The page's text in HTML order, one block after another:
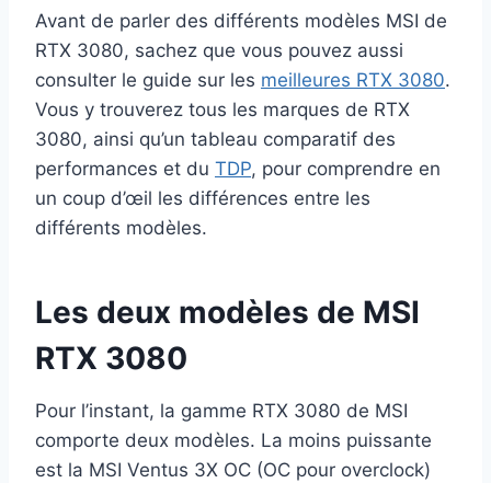
Avant de parler des différents modèles MSI de
RTX 3080, sachez que vous pouvez aussi
consulter le guide sur les meilleures RTX 3080.
Vous y trouverez tous les marques de RTX
3080, ainsi qu’un tableau comparatif des
performances et du TDP, pour comprendre en
un coup d’œil les différences entre les
différents modèles.
Les deux modèles de MSI
RTX 3080
Pour l’instant, la gamme RTX 3080 de MSI
comporte deux modèles. La moins puissante
est la MSI Ventus 3X OC (OC pour overclock)